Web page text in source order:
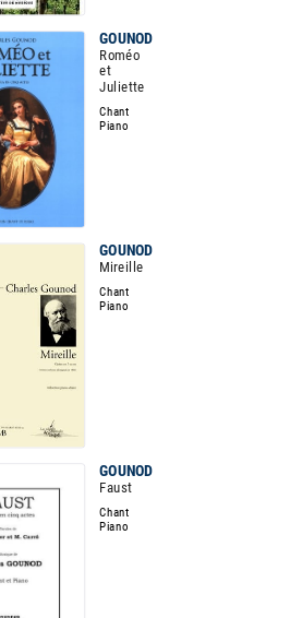
GOUNOD
Roméo
et
Juliette
Chant
Piano
GOUNOD
Mireille
Chant
Piano
GOUNOD
Faust
Chant
Piano